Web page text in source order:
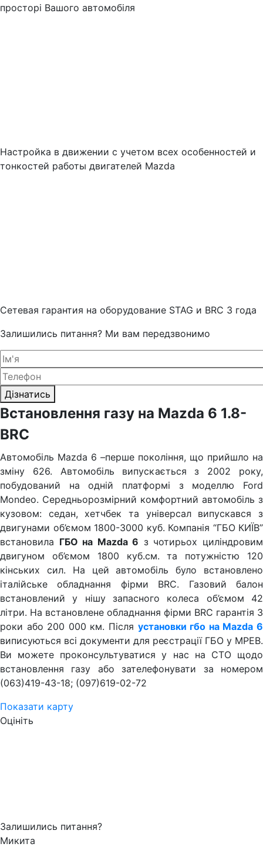
просторі Вашого автомобіля
Настройка в движении с учетом всех особенностей и
тонкостей работы двигателей Mazda
Cетевая гарантия на оборудование STAG и BRC 3 года
Залишились питання? Ми вам передзвонимо
Дізнатись
Встановлення газу на Mazda 6 1.8-
BRC
Автомобіль Mazda 6 –перше покоління, що прийшло на
зміну 626. Автомобіль випускається з 2002 року,
побудований на одній платформі з моделлю Ford
Mondeo. Середньорозмірний комфортний автомобіль з
кузовом: седан, хетчбек та універсал випускався з
двигунами об’ємом 1800-3000 куб. Компанія “ГБО КИЇВ”
встановила ГБО на Mazda 6 з чотирьох циліндровим
двигуном об’ємом 1800 куб.см. та потужністю 120
кінських сил. На цей автомобіль було встановлено
італійське обладнання фірми BRC. Газовий балон
встановлений у нішу запасного колеса об’ємом 42
літри. На встановлене обладнання фірми BRC гарантія 3
роки або 200 000 км. Після установки гбо на Mazda 6
виписуються всі документи для реєстрації ГБО у МРЕВ.
Ви можете проконсультуватися у нас на СТО щодо
встановлення газу або зателефонувати за номером
(063)419-43-18; (097)619-02-72
Показати карту
Оцініть
Залишились питання?
Микита